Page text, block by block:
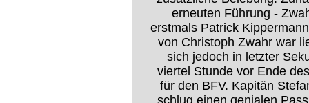
erneuten Führung -
erstmals Patrick
von Christoph Zwahr war
sich jedoch in letzter
viertel Stunde vor Ende
für den BFV. Kapitän
schlug einen genialen